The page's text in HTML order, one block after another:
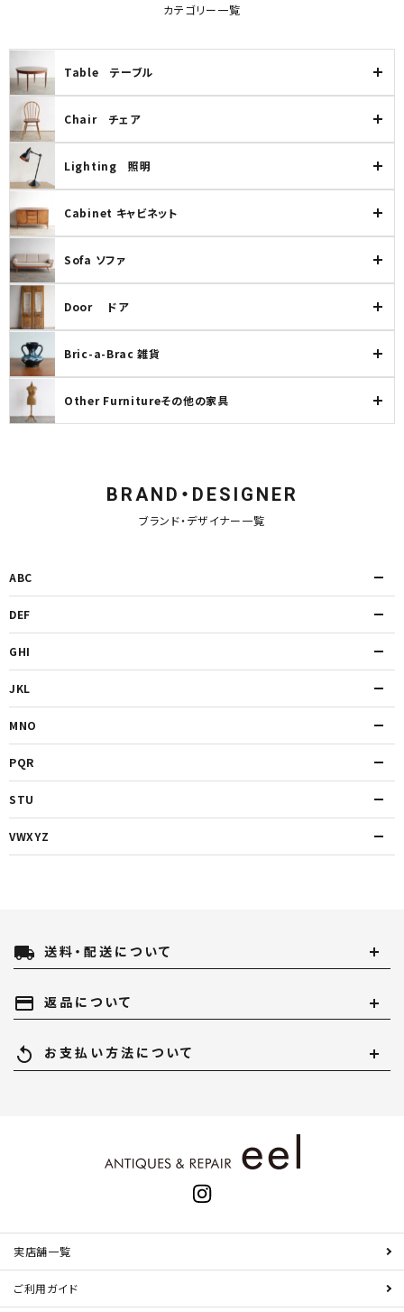
カテゴリー一覧
Table テーブル
Chair チェア
Lighting 照明
Cabinet キャビネット
Sofa ソファ
Door ドア
Bric-a-Brac 雑貨
Other Furnitureその他の家具
BRAND・DESIGNER
ブランド・デザイナー一覧
ABC
DEF
GHI
JKL
MNO
PQR
STU
VWXYZ
local_shipping 送料・配送について
payment 返品について
replay お支払い方法について
実店舗一覧
ご利用ガイド